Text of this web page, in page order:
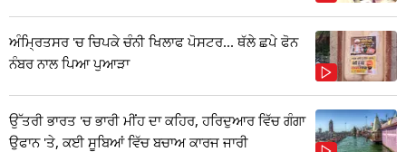
ਅੰਮ੍ਰਿਤਸਰ 'ਚ ਚਿਪਕੇ ਚੰਨੀ ਖਿਲਾਫ ਪੋਸਟਰ... ਥੱਲੇ ਛਪੇ ਫੋਨ
ਨੰਬਰ ਨਾਲ ਪਿਆ ਪੁਆੜਾ
ਉੱਤਰੀ ਭਾਰਤ 'ਚ ਭਾਰੀ ਮੀਂਹ ਦਾ ਕਹਿਰ, ਹਰਿਦੁਆਰ ਵਿੱਚ ਗੰਗਾ
ਉਫਾਨ 'ਤੇ, ਕਈ ਸੂਬਿਆਂ ਵਿੱਚ ਬਚਾਅ ਕਾਰਜ ਜਾਰੀ